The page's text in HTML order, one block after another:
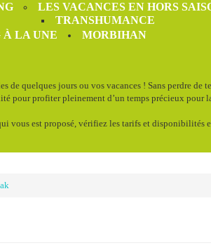
LES VACANCES EN HORS
TRANSHUMANCE
À LA UNE MORBIHAN
de quelques jours ou vos vacances ! Sans perdre
pour profiter pleinement d’un temps précieux pour
vous est proposé, vérifiez les tarifs et disponibilités